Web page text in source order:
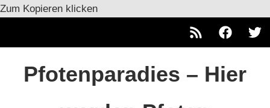
Zum Kopieren klicken
RSS Facebook
Pfotenparadies – Hier